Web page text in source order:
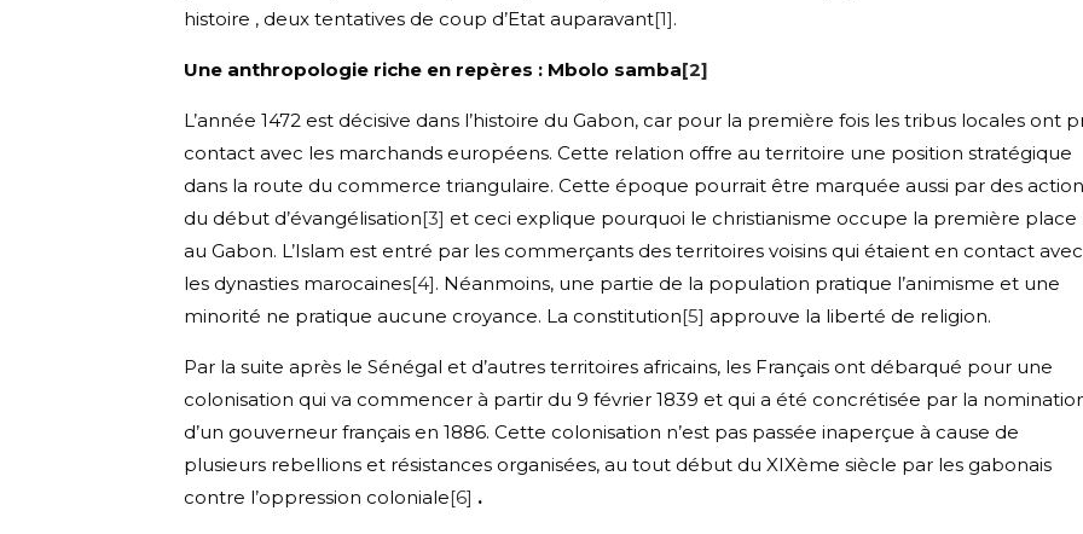
histoire , deux tentatives de coup d’Etat auparavant[1].
Une anthropologie riche en repères : Mbolo samba[2]
L’année 1472 est décisive dans l’histoire du Gabon, car pour la première fois les tribus locales ont
contact avec les marchands européens. Cette relation offre au territoire une position stratégique
dans la route du commerce triangulaire. Cette époque pourrait être marquée aussi par des
du début d’évangélisation[3] et ceci explique pourquoi le christianisme occupe la première place
au Gabon. L’Islam est entré par les commerçants des territoires voisins qui étaient en contact avec
les dynasties marocaines[4]. Néanmoins, une partie de la population pratique l’animisme et une
minorité ne pratique aucune croyance. La constitution[5] approuve la liberté de religion.
Par la suite après le Sénégal et d’autres territoires africains, les Français ont débarqué pour une
colonisation qui va commencer à partir du 9 février 1839 et qui a été concrétisée par la
d’un gouverneur français en 1886. Cette colonisation n’est pas passée inaperçue à cause de
plusieurs rebellions et résistances organisées, au tout début du XIXème siècle par les gabonais
contre l’oppression coloniale[6] .